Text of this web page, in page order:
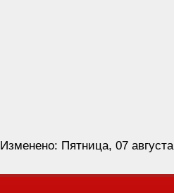
Изменено: Пятница, 07